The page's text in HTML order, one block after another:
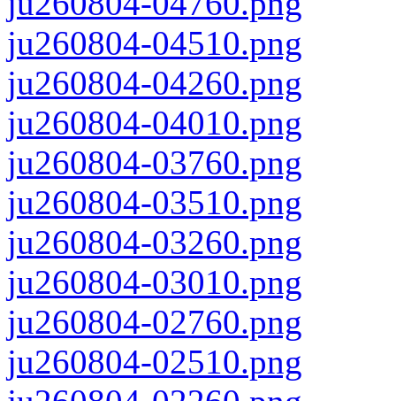
ju260804-04510.png
ju260804-04260.png
ju260804-04010.png
ju260804-03760.png
ju260804-03510.png
ju260804-03260.png
ju260804-03010.png
ju260804-02760.png
ju260804-02510.png